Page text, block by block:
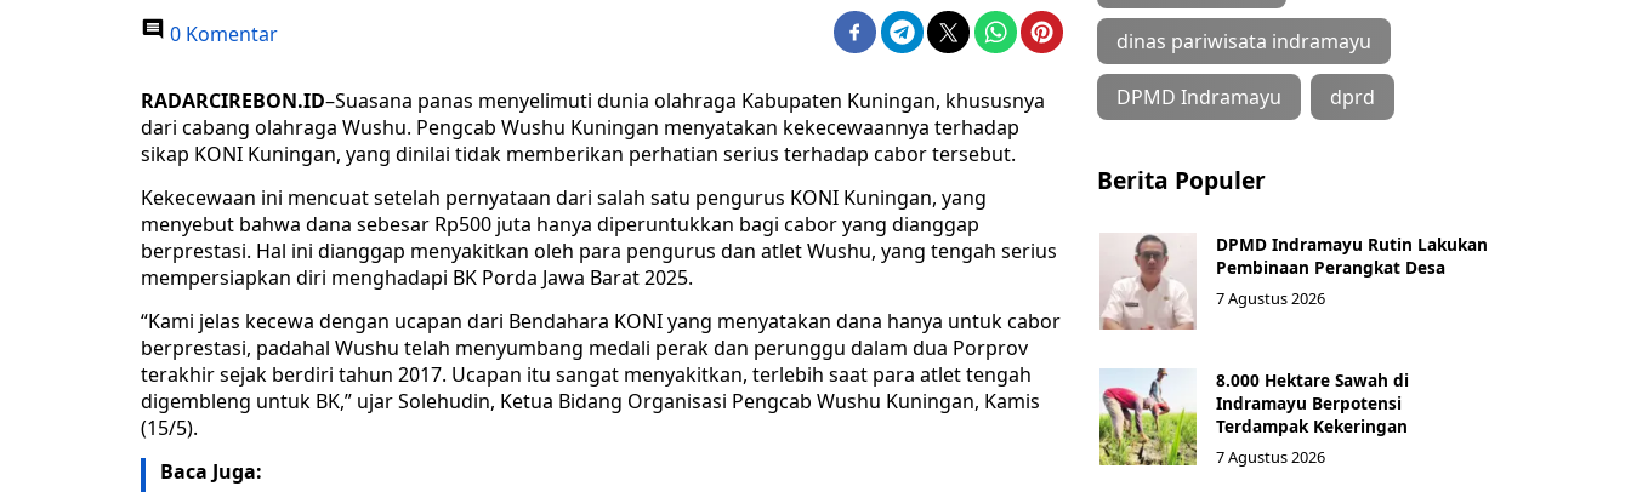
0 Komentar
RADARCIREBON.ID–Suasana panas menyelimuti dunia olahraga Kabupaten Kuningan, khususnya
dari cabang olahraga Wushu. Pengcab Wushu Kuningan menyatakan kekecewaannya terhadap
sikap KONI Kuningan, yang dinilai tidak memberikan perhatian serius terhadap cabor tersebut.
Kekecewaan ini mencuat setelah pernyataan dari salah satu pengurus KONI Kuningan, yang
menyebut bahwa dana sebesar Rp500 juta hanya diperuntukkan bagi cabor yang dianggap
berprestasi. Hal ini dianggap menyakitkan oleh para pengurus dan atlet Wushu, yang tengah serius
mempersiapkan diri menghadapi BK Porda Jawa Barat 2025.
“Kami jelas kecewa dengan ucapan dari Bendahara KONI yang menyatakan dana hanya untuk cabor
berprestasi, padahal Wushu telah menyumbang medali perak dan perunggu dalam dua Porprov
terakhir sejak berdiri tahun 2017. Ucapan itu sangat menyakitkan, terlebih saat para atlet tengah
digembleng untuk BK,” ujar Solehudin, Ketua Bidang Organisasi Pengcab Wushu Kuningan, Kamis
(15/5).
Baca Juga:
dinas pariwisata indramayu
DPMD Indramayu dprd
Berita Populer
DPMD Indramayu Rutin Lakukan
Pembinaan Perangkat Desa
7 Agustus 2026
8.000 Hektare Sawah di
Indramayu Berpotensi
Terdampak Kekeringan
7 Agustus 2026